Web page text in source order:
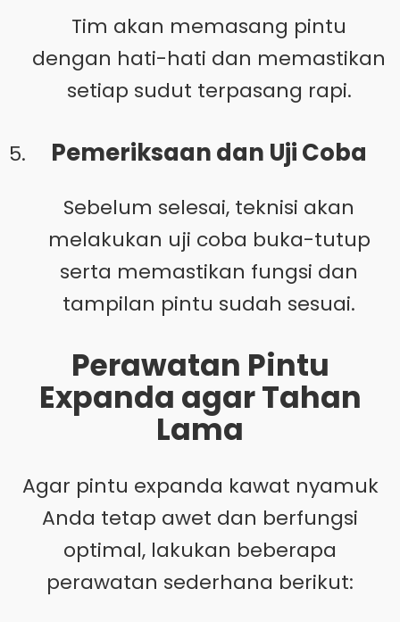
Tim akan memasang pintu
dengan hati-hati dan memastikan
setiap sudut terpasang rapi.
Pemeriksaan dan Uji Coba
Sebelum selesai, teknisi akan
melakukan uji coba buka-tutup
serta memastikan fungsi dan
tampilan pintu sudah sesuai.
Perawatan Pintu
Expanda agar Tahan
Lama
Agar pintu expanda kawat nyamuk
Anda tetap awet dan berfungsi
optimal, lakukan beberapa
perawatan sederhana berikut: